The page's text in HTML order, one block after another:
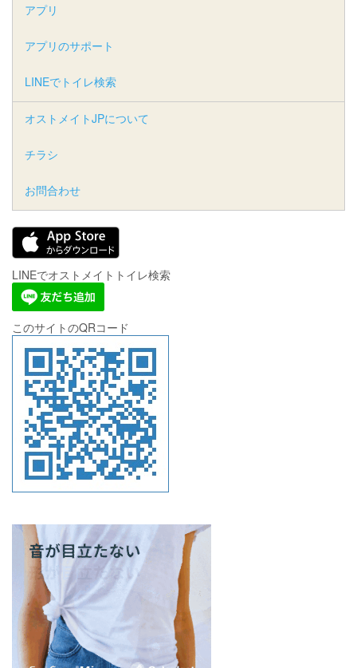
アプリ
アプリのサポート
LINEでトイレ検索
オストメイトJPについて
チラシ
お問合わせ
LINEでオストメイトトイレ検索
このサイトのQRコード